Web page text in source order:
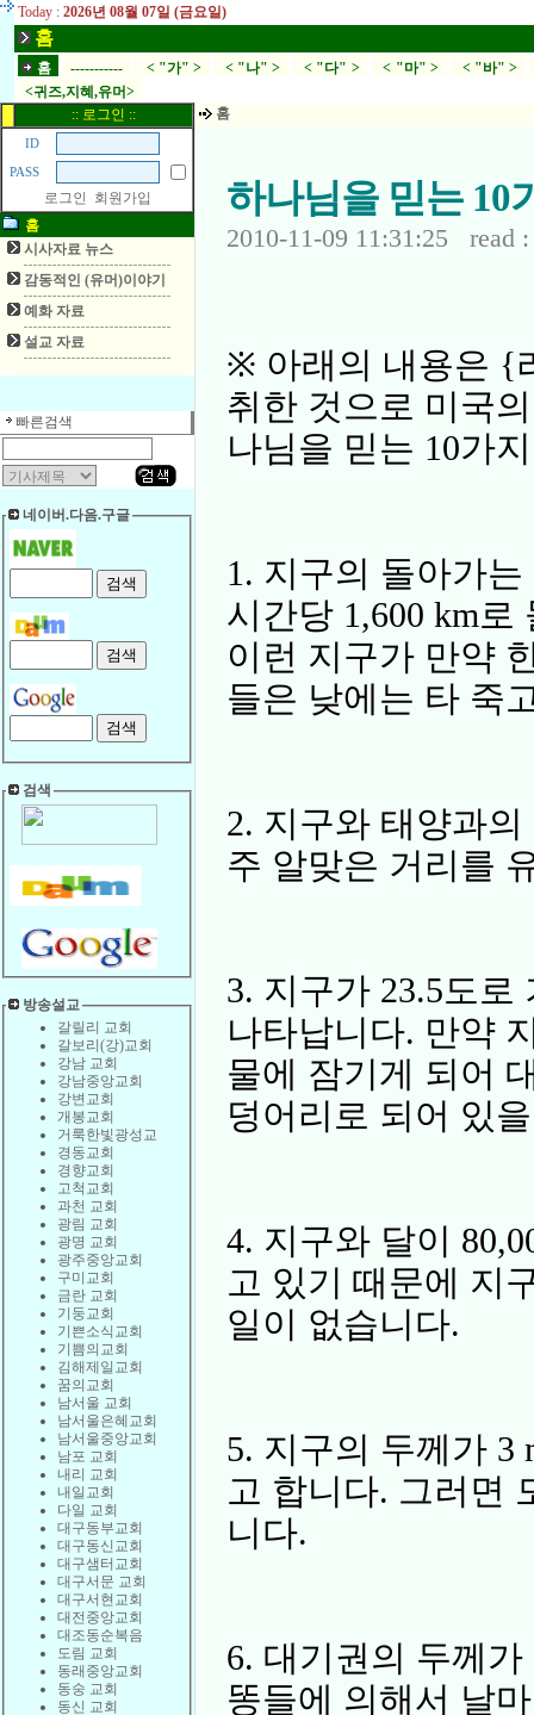
Today : 2026년 08월 07일 (금요일)
홈
홈 ----------- < "가" > < "나" > < "다" > < "마" > < "바" >
<귀즈,지혜,유머>
:: 로그인 ::
ID
PASS
로그인
회원가입
홈
시사자료 뉴스
감동적인 (유머)이야기
예화 자료
설교 자료
빠른검색
네이버.다음.구글
검색
방송설교
갈릴리 교회
갈보리(강)교회
강남 교회
강남중앙교회
강변교회
개봉교회
거룩한빛광성교
경동교회
경향교회
고척교회
과천 교회
광림 교회
광명 교회
광주중앙교회
구미교회
금란 교회
기둥교회
기쁜소식교회
기쁨의교회
김해제일교회
꿈의교회
남서울 교회
남서울은혜교회
남서울중앙교회
남포 교회
내리 교회
내일교회
다일 교회
대구동부교회
대구동신교회
대구샘터교회
대구서문 교회
대구서현교회
대전중앙교회
대조동순복음
도림 교회
동래중앙교회
동숭 교회
동신 교회
홈
하나님을 믿는 10
2010-11-09 11:31:25 read :
※ 아래의 내용은 {
취한 것으로 미국
나님을 믿는 10가
1. 지구의 돌아가
시간당 1,600 km로
이런 지구가 만약
들은 낮에는 타 죽
2. 지구와 태양과
주 알맞은 거리를
3. 지구가 23.5도
나타납니다. 만약
물에 잠기게 되어
덩어리로 되어 있
4. 지구와 달이
고 있기 때문에 지
일이 없습니다.
5. 지구의 두께가 3
고 합니다. 그러면
니다.
6. 대기권의 두께
똥들에 의해서 날